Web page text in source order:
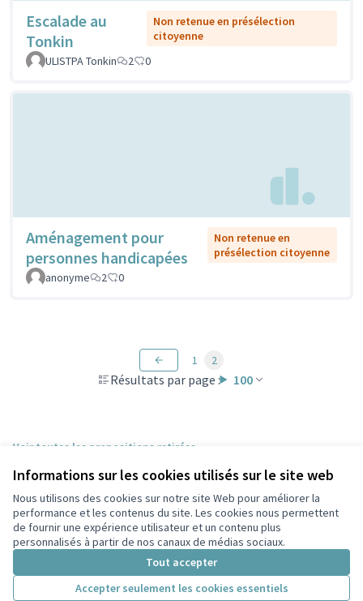
Informations sur les cookies utilisés sur le site web
Nous utilisons des cookies sur notre site Web pour améliorer la
performance et les contenus du site. Les cookies nous permettent
de fournir une expérience utilisateur et un contenu plus
personnalisés à partir de nos canaux de médias sociaux.
Tout accepter
Accepter seulement les cookies essentiels
Escalade au
Tonkin
Non retenue en présélection
citoyenne
ULISTPA Tonkin
2 0
Aménagement pour
personnes handicapées
Non retenue en
présélection citoyenne
anonyme
2 0
Résultats par page : 100
1 2
Voir toutes les propositions retirées
Conditions d'utilisation
Paramètres des cookies
Participez Villeurbanne sur X
(Lien externe)
Participez Villeurbanne sur Facebook
Participez Villeurbanne sur Instagram
Participez Villeurbanne sur YouTube
(Lien externe)